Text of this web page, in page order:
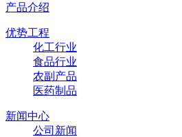
产品介绍
优势工程
化工行业
食品行业
农副产品
医药制品
新闻中心
公司新闻